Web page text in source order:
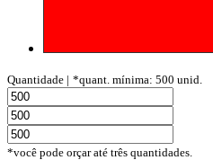
Quantidade | *quant. mínima: 500 unid.
*você pode orçar até três quantidades.